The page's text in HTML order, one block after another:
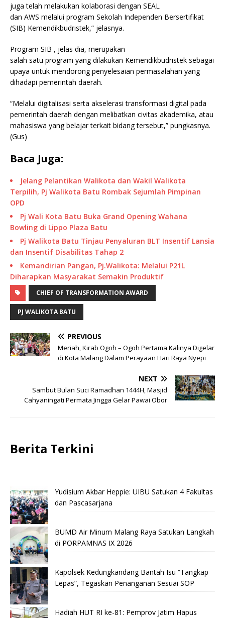
juga telah melakukan kolaborasi dengan SEAL
dan AWS melalui program Sekolah Independen Bersertifikat
(SIB) Kemendikbudristek,” jelasnya.
Program SIB , jelas dia, merupakan
salah satu program yang dilakukan Kemendikbudristek sebagai
upaya untuk mendorong penyelesaian permasalahan yang
dihadapi pemerintah daerah.
“Melalui digitalisasi serta akselerasi transformasi digital pada
pemerintah daerah dengan melibatkan civitas akademika, atau
mahasiswa yang belajar terkait bidang tersebut,” pungkasnya.
(Gus)
Baca Juga:
Jelang Pelantikan Walikota dan Wakil Walikota
Terpilih, Pj Walikota Batu Rombak Sejumlah Pimpinan
OPD
Pj Wali Kota Batu Buka Grand Opening Wahana
Bowling di Lippo Plaza Batu
Pj Walikota Batu Tinjau Penyaluran BLT Insentif Lansia
dan Insentif Disabilitas Tahap 2
Kemandirian Pangan, Pj.Walikota: Melalui P21L
Diharapkan Masyarakat Semakin Produktif
CHIEF OF TRANSFORMATION AWARD
PJ WALIKOTA BATU
PREVIOUS
Meriah, Kirab Ogoh – Ogoh Pertama Kalinya Digelar
di Kota Malang Dalam Perayaan Hari Raya Nyepi
NEXT
Sambut Bulan Suci Ramadhan 1444H, Masjid
Cahyaningati Permata Jingga Gelar Pawai Obor
Berita Terkini
Yudisium Akbar Heppie: UIBU Satukan 4 Fakultas
dan Pascasarjana
BUMD Air Minum Malang Raya Satukan Langkah
di PORPAMNAS IX 2026
Kapolsek Kedungkandang Bantah Isu “Tangkap
Lepas”, Tegaskan Penanganan Sesuai SOP
Hadiah HUT RI ke-81: Pemprov Jatim Hapus